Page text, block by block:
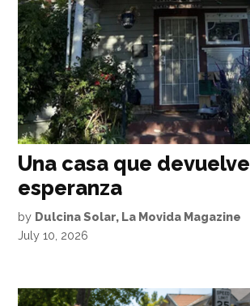
Una casa que devuelve
esperanza
by Dulcina Solar, La Movida Magazine
July 10, 2026